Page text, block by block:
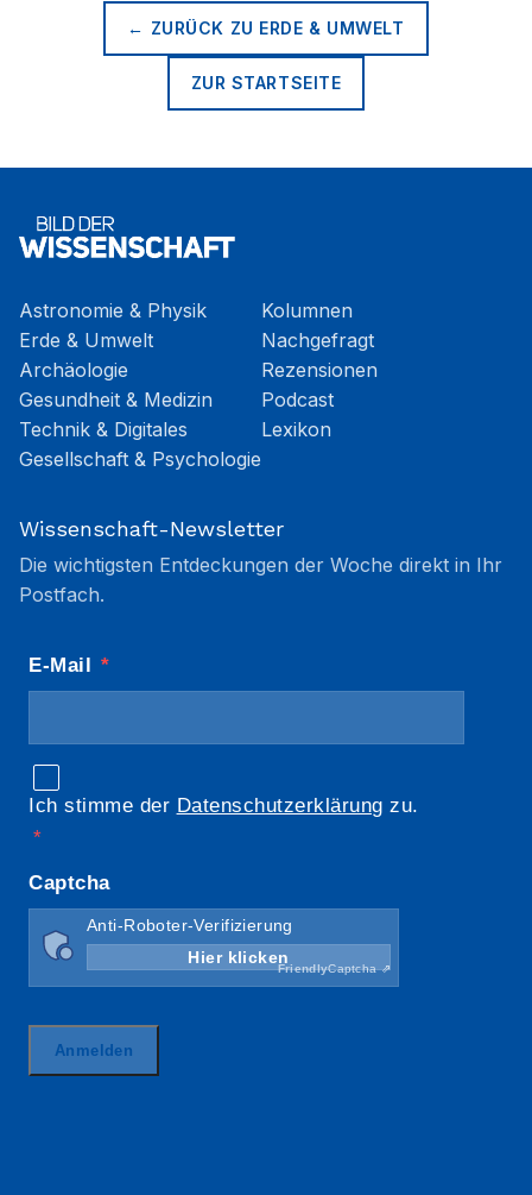
← ZURÜCK ZU ERDE & UMWELT
ZUR STARTSEITE
Astronomie & Physik
Erde & Umwelt
Archäologie
Gesundheit & Medizin
Technik & Digitales
Gesellschaft & Psychologie
Kolumnen
Nachgefragt
Rezensionen
Podcast
Lexikon
Wissenschaft-Newsletter
Die wichtigsten Entdeckungen der Woche direkt in Ihr
Postfach.